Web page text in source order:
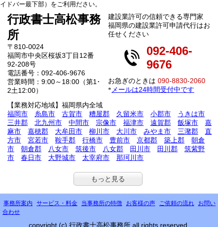
イドバー最下部）をご利用ださい。
行政書士高松事務
所
〒810-0024
福岡市中央区桜坂3丁目12番
92-208号
電話番号：092-406-9676
営業時間：9:00～18:00（第1･
2土12:00）
建設業許可の信頼できる専門家
福岡県の建設業許可申請代行はお
任せください
092-406-
9676
お急ぎのときは090-8830-2060
* メールは24時間受付中です
【業務対応地域】福岡県内全域
福岡市
糸島市 古賀市 糟屋郡 久留米市 小郡市
うきは市
三井郡
北九州市 中間市 宗像市 福津市 遠賀郡 飯塚市
嘉
麻市
嘉穂郡 大牟田市 柳川市 大川市 みやま市 三潴郡
直
方市
宮若市 鞍手郡 行橋市 豊前市 京都郡 築上郡
朝倉
市
朝倉郡 八女市 筑後市 八女郡 田川市 田川郡
筑紫野
市
春日市 大野城市 太宰府市 那珂川市
もっと見る
事務所案内 サービス・料金 当事務所の特徴 お客様の声 ご依頼の流れ
お問い
合わせ
copyright (c) 行政書士高松事務所 all rights reserved.